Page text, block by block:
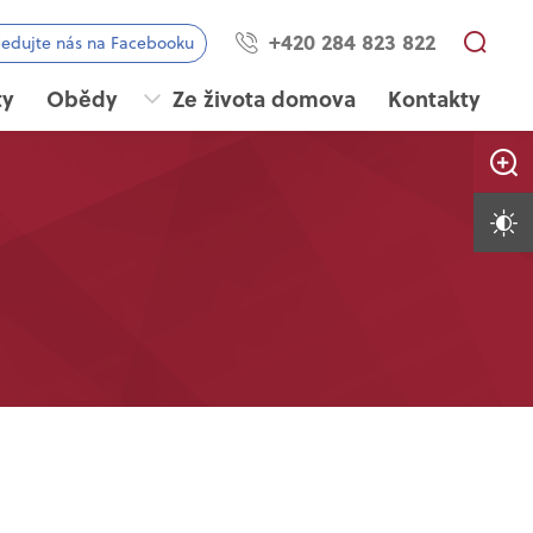
nás na Facebooku
+420 284 823 822
Obědy Ze života domova Kontakty